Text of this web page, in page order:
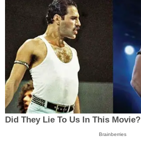
Did They Lie To Us In This Movie?
Brainberries